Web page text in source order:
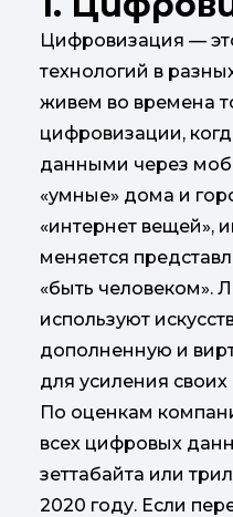
Цифровизация —
технологий в
живем во времена
цифровизации,
данными через
«умные» дома и
«интернет вещей»,
меняется
«быть человеком».
используют
дополненную и
для усиления
По оценкам
всех цифровых
зеттабайта или
2020 году. Если